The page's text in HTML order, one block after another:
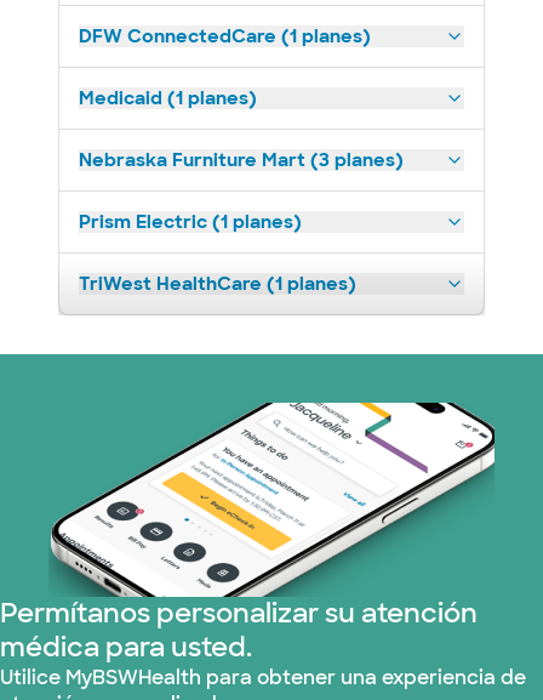
DFW ConnectedCare (1 planes)
Medicaid (1 planes)
Nebraska Furniture Mart (3 planes)
Prism Electric (1 planes)
TriWest HealthCare (1 planes)
Permítanos personalizar su atención
médica para usted.
Utilice MyBSWHealth para obtener una experiencia de